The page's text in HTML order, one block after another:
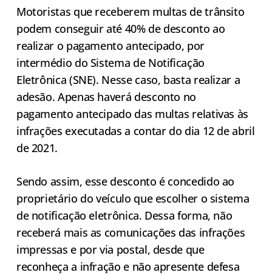
Motoristas que receberem multas de trânsito
podem conseguir até 40% de desconto ao
realizar o pagamento antecipado, por
intermédio do Sistema de Notificação
Eletrônica (SNE). Nesse caso, basta realizar a
adesão. Apenas haverá desconto no
pagamento antecipado das multas relativas às
infrações executadas a contar do dia 12 de abril
de 2021.
Sendo assim, esse desconto é concedido ao
proprietário do veículo que escolher o sistema
de notificação eletrônica. Dessa forma, não
receberá mais as comunicações das infrações
impressas e por via postal, desde que
reconheça a infração e não apresente defesa